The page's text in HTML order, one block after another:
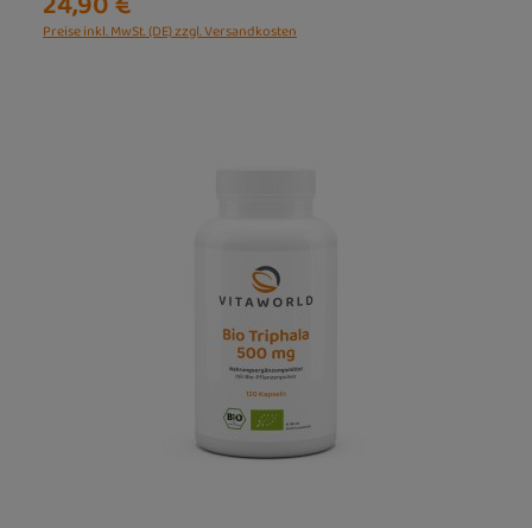
Preise inkl. MwSt. (DE) zzgl. Versandkosten